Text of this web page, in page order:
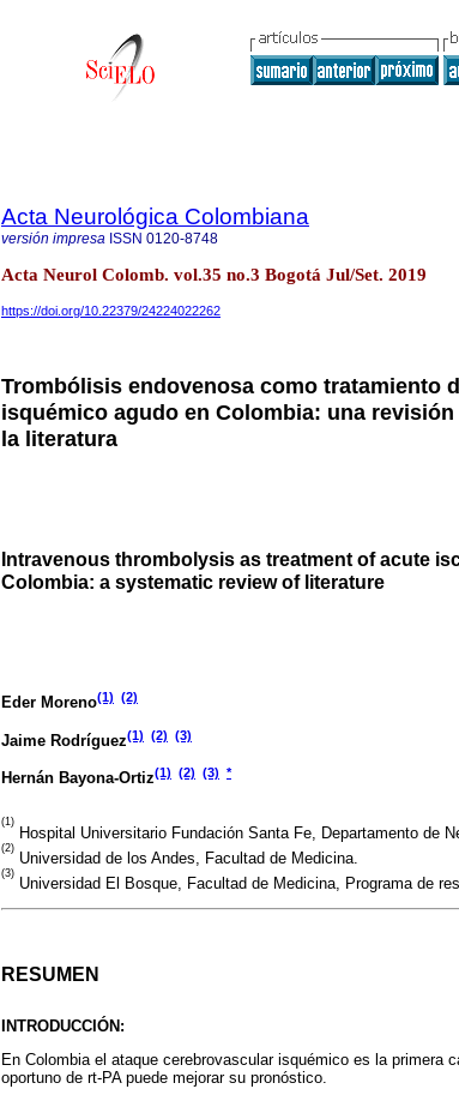
Acta Neurológica Colombiana
versión impresa ISSN 0120-8748
Acta Neurol Colomb. vol.35 no.3 Bogotá Jul/Set. 2019
https://doi.org/10.22379/24224022262
Trombólisis endovenosa como tratamiento
isquémico agudo en Colombia: una
la literatura
Intravenous thrombolysis as treatment of acute
Colombia: a systematic review of literature
Eder Moreno(1) (2)
Jaime Rodríguez(1) (2) (3)
Hernán Bayona-Ortiz(1) (2) (3) *
(1)
Hospital Universitario Fundación Santa Fe, Departamento de
(2)
Universidad de los Andes, Facultad de Medicina.
(3)
Universidad El Bosque, Facultad de Medicina, Programa de
RESUMEN
INTRODUCCIÓN:
En Colombia el ataque cerebrovascular isquémico es la
oportuno de rt-PA puede mejorar su pronóstico.